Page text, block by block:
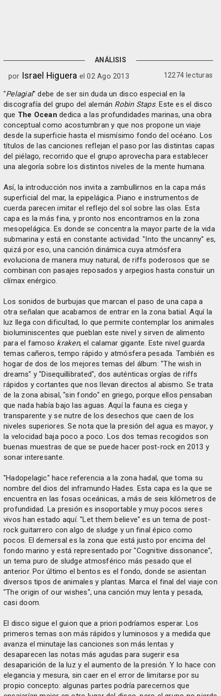
ANÁLISIS
por Israel Higuera el 02 Ago 2013 12274 lecturas
"Pelagial" debe de ser sin duda un disco especial en la
discografía del grupo del alemán Robin Staps. Este es el disco
que The Ocean dedica a las profundidades marinas, una obra
conceptual como acostumbran y que nos propone un viaje
desde la superficie hasta el mismísimo fondo del océano. Los
títulos de las canciones reflejan el paso por las distintas capas
del piélago, recorrido que el grupo aprovecha para establecer
una alegoría sobre los distintos niveles de la mente humana.
Así, la introducción nos invita a zambullirnos en la capa más
superficial del mar, la epipelágica. Piano e instrumentos de
cuerda parecen imitar el reflejo del sol sobre las olas. Esta
capa es la más fina, y pronto nos encontramos en la zona
mesopelágica. Es donde se concentra la mayor parte de la vida
submarina y está en constante actividad. "Into the uncanny" es,
quizá por eso, una canción dinámica cuya atmósfera
evoluciona de manera muy natural, de riffs poderosos que se
combinan con pasajes reposados y arpegios hasta constuir un
clímax enérgico.
Los sonidos de burbujas que marcan el paso de una capa a
otra señalan que acabamos de entrar en la zona batial. Aquí la
luz llega con dificultad, lo que permite contemplar los animales
bioluminiscentes que pueblan este nivel y sirven de alimento
para el famoso kraken, el calamar gigante. Este nivel guarda
temas cañeros, tempo rápido y atmósfera pesada. También es
hogar de dos de los mejores temas del álbum: "The wish in
dreams" y "Disequillibrated", dos auténticas orgías de riffs
rápidos y cortantes que nos llevan directos al abismo. Se trata
de la zona abisal, "sin fondo" en griego, porque ellos pensaban
que nada había bajo las aguas. Aquí la fauna es ciega y
transparente y se nutre de los desechos que caen de los
niveles superiores. Se nota que la presión del agua es mayor, y
la velocidad baja poco a poco. Los dos temas recogidos son
buenas muestras de que se puede hacer post-rock en 2013 y
sonar interesante.
"Hadopelagic" hace referencia a la zona hadal, que toma su
nombre del dios del inframundo Hades. Esta capa es la que se
encuentra en las fosas oceánicas, a más de seis kilómetros de
profundidad. La presión es insoportable y muy pocos seres
vivos han estado aquí. "Let them believe" es un tema de post-
rock guitarrero con algo de sludge y un final épico como
pocos. El demersal es la zona que está justo por encima del
fondo marino y está representado por "Cognitive dissonance",
un tema puro de sludge atmosférico más pesado que el
anterior. Por último el bentos es el fondo, donde se asientan
diversos tipos de animales y plantas. Marca el final del viaje con
"The origin of our wishes", una canción muy lenta y pesada,
casi doom.
El disco sigue el guion que a priori podríamos esperar. Los
primeros temas son más rápidos y luminosos y a medida que
avanza el minutaje las canciones son más lentas y
desaparecen las notas más agudas para sugerir esa
desaparición de la luz y el aumento de la presión. Y lo hace con
elegancia y mesura, sin caer en el error de limitarse por su
propio concepto: algunas partes podría parecernos que